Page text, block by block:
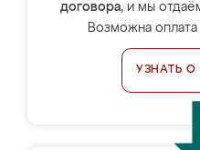
договора, и мы
Возможна
УЗНАТЬ О